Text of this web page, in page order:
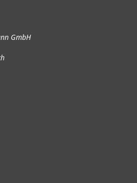
GmbH